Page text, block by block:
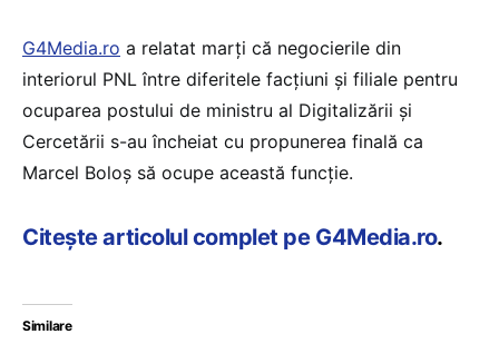
G4Media.ro a relatat marți că negocierile din
interiorul PNL între diferitele facțiuni și filiale pentru
ocuparea postului de ministru al Digitalizării și
Cercetării s-au încheiat cu propunerea finală ca
Marcel Boloș să ocupe această funcție.
Citește articolul complet pe G4Media.ro.
Similare